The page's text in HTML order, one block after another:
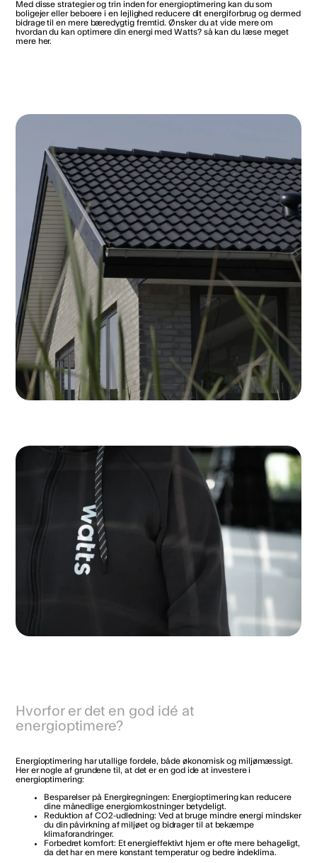
Med disse strategier og trin inden for energioptimering kan du som
boligejer eller beboere i en lejlighed reducere dit energiforbrug og dermed
bidrage til en mere bæredygtig fremtid. Ønsker du at vide mere om
hvordan du kan optimere din energi med Watts? så kan du læse meget
mere her.
Hvorfor er det en god idé at
energioptimere?
Energioptimering har utallige fordele, både økonomisk og miljømæssigt.
Her er nogle af grundene til, at det er en god ide at investere i
energioptimering:
Besparelser på Energiregningen: Energioptimering kan reducere
dine månedlige energiomkostninger betydeligt.
Reduktion af CO2-udledning: Ved at bruge mindre energi mindsker
du din påvirkning af miljøet og bidrager til at bekæmpe
klimaforandringer.
Forbedret komfort: Et energieffektivt hjem er ofte mere behageligt,
da det har en mere konstant temperatur og bedre indeklima.